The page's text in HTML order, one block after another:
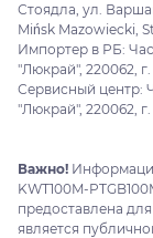
Стоядла, ул.
Mińsk Mazowiecki,
Импортер в РБ:
"Люкрай", 220062,
Сервисный центр:
"Люкрай", 220062,
Важно!
KWT100M-
предоставлена
является